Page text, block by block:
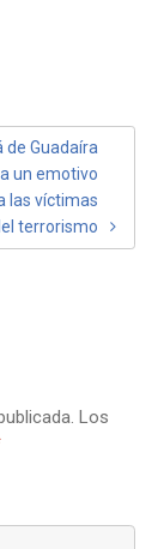
de Guadaíra
un emotivo
las víctimas
terrorismo
Los